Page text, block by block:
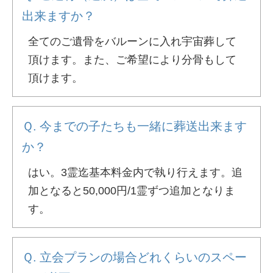
出来ますか？
全てのご遺骨をバルーンに入れ宇宙葬して
頂けます。また、ご希望により分骨もして
頂けます。
今までの子たちも一緒に葬送出来ます
か？
はい。3霊迄基本料金内で執り行えます。追
加となると50,000円/1霊ずつ追加となりま
す。
立会プランの場合どれくらいのスペー